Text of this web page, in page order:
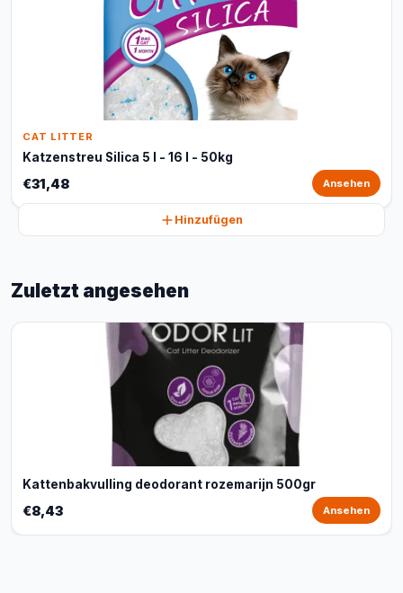
CAT LITTER
Katzenstreu Silica 5 l - 16 l - 50kg
€31,48 Ansehen
Hinzufügen
Zuletzt angesehen
Kattenbakvulling deodorant rozemarijn 500gr
€8,43 Ansehen